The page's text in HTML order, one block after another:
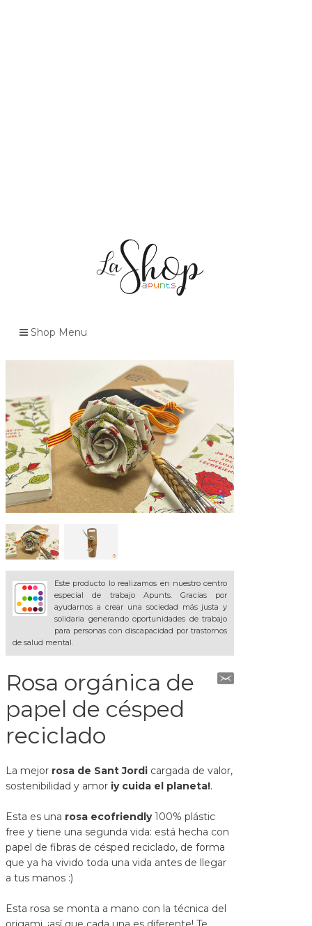
Shop Menu
Este producto lo realizamos en nuestro centro
especial de trabajo Apunts. Gracias por
ayudarnos a crear una sociedad más justa y
solidaria generando oportunidades de trabajo
para personas con discapacidad por trastornos
de salud mental.
Rosa orgánica de
papel de césped
reciclado
La mejor rosa de Sant Jordi cargada de valor,
sostenibilidad y amor iy cuida el planeta!.
Esta es una rosa ecofriendly100% plástic
free y tiene una segunda vida: está hecha con
papel de fibras de césped reciclado, de forma
que ya ha vivido toda una vida antes de llegar
a tus manos :)
Esta rosa se monta a mano con la técnica del